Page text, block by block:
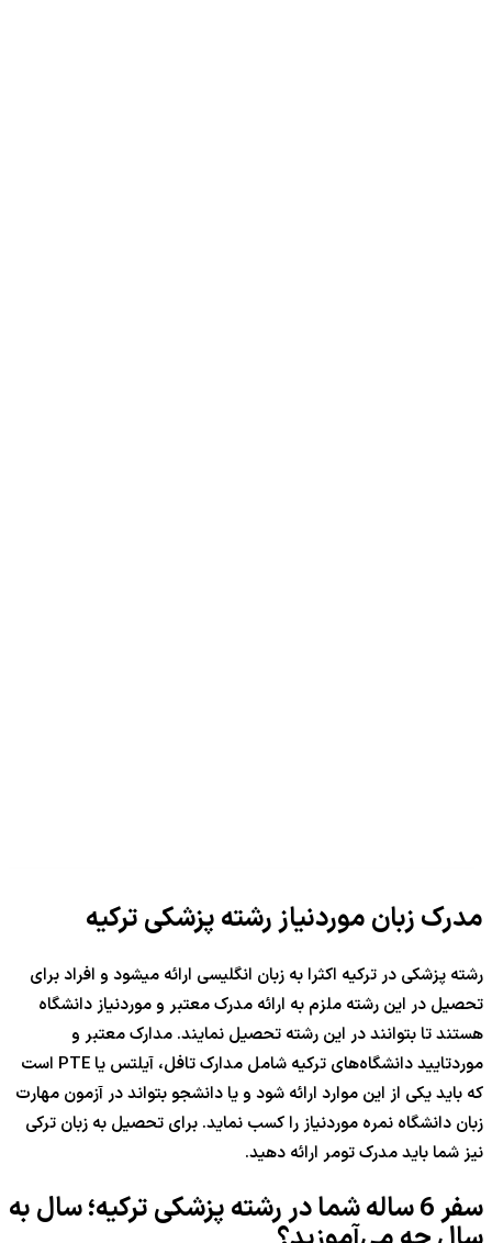
مدرک زبان موردنیاز رشته پزشکی ترکیه
رشته پزشکی در ترکیه اکثرا به زبان انگلیسی ارائه میشود و افراد برای
تحصیل در این رشته ملزم به ارائه مدرک معتبر و موردنیاز دانشگاه
هستند تا بتوانند در این رشته تحصیل نمایند. مدارک معتبر و
موردتایید دانشگاه‌های ترکیه شامل مدارک تافل، آیلتس یا PTE است
که باید یکی از این موارد ارائه شود و یا دانشجو بتواند در آزمون مهارت
زبان دانشگاه نمره موردنیاز را کسب نماید. برای تحصیل به زبان ترکی
نیز شما باید مدرک تومر ارائه دهید.
سفر6ساله شما در رشته پزشکی ترکیه؛ سال به